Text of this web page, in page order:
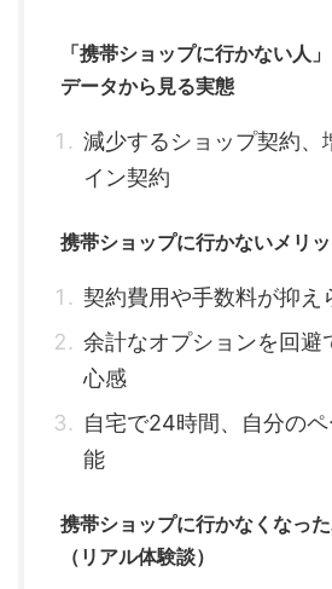
「携帯ショップに行かない人
データから見る実態
減少するショップ契約、
イン契約
携帯ショップに行かないメリッ
契約費用や手数料が抑え
余計なオプションを回避
心感
自宅で24時間、自分の
能
携帯ショップに行かなくなっ
（リアル体験談）